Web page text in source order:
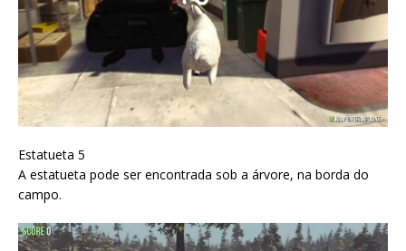
Estatueta 5
A estatueta pode ser encontrada sob a árvore, na borda do
campo.